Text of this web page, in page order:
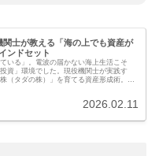
関士が教える「海の上でも資産が
ンドセット
いる」。電波の届かない海上生活こそ
資」環境でした。現役機関士が実践す
（タダの株）」を育てる資産形成術。機
2026.02.11